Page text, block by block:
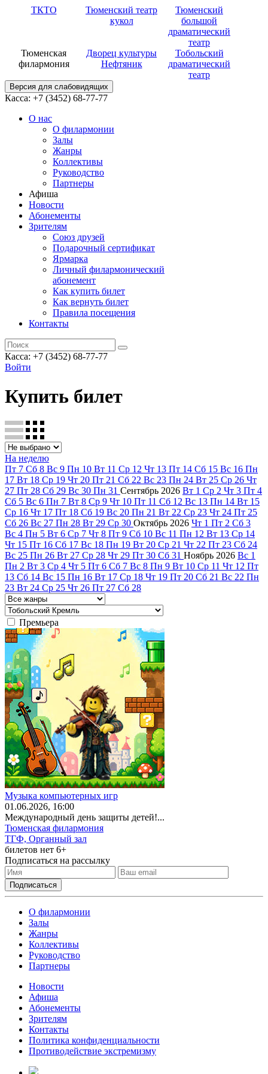
ТКТО
Тюменский театр
кукол
Тюменский
большой
драматический
театр
Тюменская
филармония
Дворец культуры
Нефтяник
Тобольский
драматический
театр
Версия для слабовидящих
Касса: +7 (3452) 68-77-77
О нас
О филармонии
Залы
Жанры
Коллективы
Руководство
Партнеры
Афиша
Новости
Абонементы
Зрителям
Союз друзей
Подарочный сертификат
Ярмарка
Личный филармонический
абонемент
Как купить билет
Как вернуть билет
Правила посещения
Контакты
Касса: +7 (3452) 68-77-77
Войти
Купить билет
На неделю
Пт 7 Сб 8 Вс 9 Пн 10 Вт 11 Ср 12 Чт 13 Пт 14 Сб 15 Вс 16 Пн
17 Вт 18 Ср 19 Чт 20 Пт 21 Сб 22 Вс 23 Пн 24 Вт 25 Ср 26 Чт
27 Пт 28 Сб 29 Вс 30 Пн 31 Сентябрь 2026 Вт 1 Ср 2 Чт 3 Пт 4
Сб 5 Вс 6 Пн 7 Вт 8 Ср 9 Чт 10 Пт 11 Сб 12 Вс 13 Пн 14 Вт 15
Ср 16 Чт 17 Пт 18 Сб 19 Вс 20 Пн 21 Вт 22 Ср 23 Чт 24 Пт 25
Сб 26 Вс 27 Пн 28 Вт 29 Ср 30 Октябрь 2026 Чт 1 Пт 2 Сб 3
Вс 4 Пн 5 Вт 6 Ср 7 Чт 8 Пт 9 Сб 10 Вс 11 Пн 12 Вт 13 Ср 14
Чт 15 Пт 16 Сб 17 Вс 18 Пн 19 Вт 20 Ср 21 Чт 22 Пт 23 Сб 24
Вс 25 Пн 26 Вт 27 Ср 28 Чт 29 Пт 30 Сб 31 Ноябрь 2026 Вс 1
Пн 2 Вт 3 Ср 4 Чт 5 Пт 6 Сб 7 Вс 8 Пн 9 Вт 10 Ср 11 Чт 12 Пт
13 Сб 14 Вс 15 Пн 16 Вт 17 Ср 18 Чт 19 Пт 20 Сб 21 Вс 22 Пн
23 Вт 24 Ср 25 Чт 26 Пт 27 Сб 28
Премьера
Музыка компьютерных игр
01 .06.2026, 16:00
Международный день защиты детей!...
Тюменская филармония
ТГФ, Органный зал
билетов нет 6+
Подписаться на рассылку
О филармонии
Залы
Жанры
Коллективы
Руководство
Партнеры
Новости
Афиша
Абонементы
Зрителям
Контакты
Политика конфиденциальности
Противодействие экстремизму